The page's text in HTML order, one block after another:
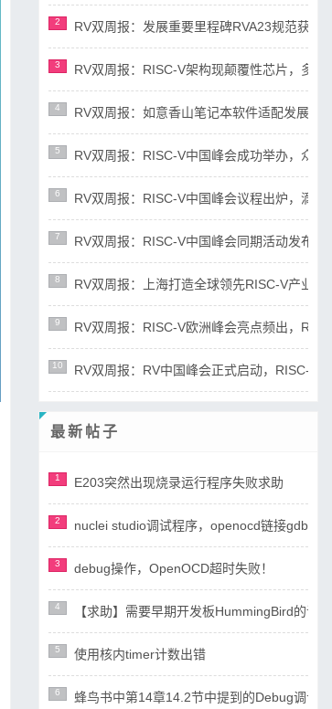
2 RV双周报：发展重要里程碑RVA23规范获
3 RV双周报：RISC-V架构现颠覆性芯片，多
4 RV双周报：如意香山笔记本软件适配发展
5 RV双周报：RISC-V中国峰会成功举办，众
6 RV双周报：RISC-V中国峰会议程出炉，滴
7 RV双周报：RISC-V中国峰会同期活动发布
8 RV双周报：上海打造全球领先RISC-V产业
9 RV双周报：RISC-V欧洲峰会亮点频出，
10 RV双周报：RV中国峰会正式启动，RISC-V
最新帖子
1 E203突然出现烧录运行程序失败求助
2 nuclei studio调试程序，openocd链接gdb失
3 debug操作，OpenOCD超时失败！
4 【求助】需要早期开发板HummingBird的详
5 使用核内timer计数出错
6 蜂鸟书中第14章14.2节中提到的Debug调试